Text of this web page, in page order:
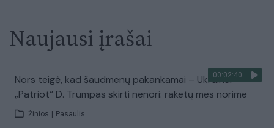
Naujausi įrašai
00:02:40
Nors teigė, kad šaudmenų pakankamai – Ukrainai
„Patriot“ D. Trumpas skirti nenori: raketų mes norime
Žinios Pasaulis